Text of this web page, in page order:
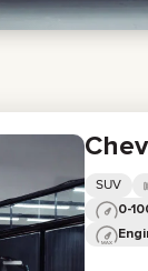
SUV
0-